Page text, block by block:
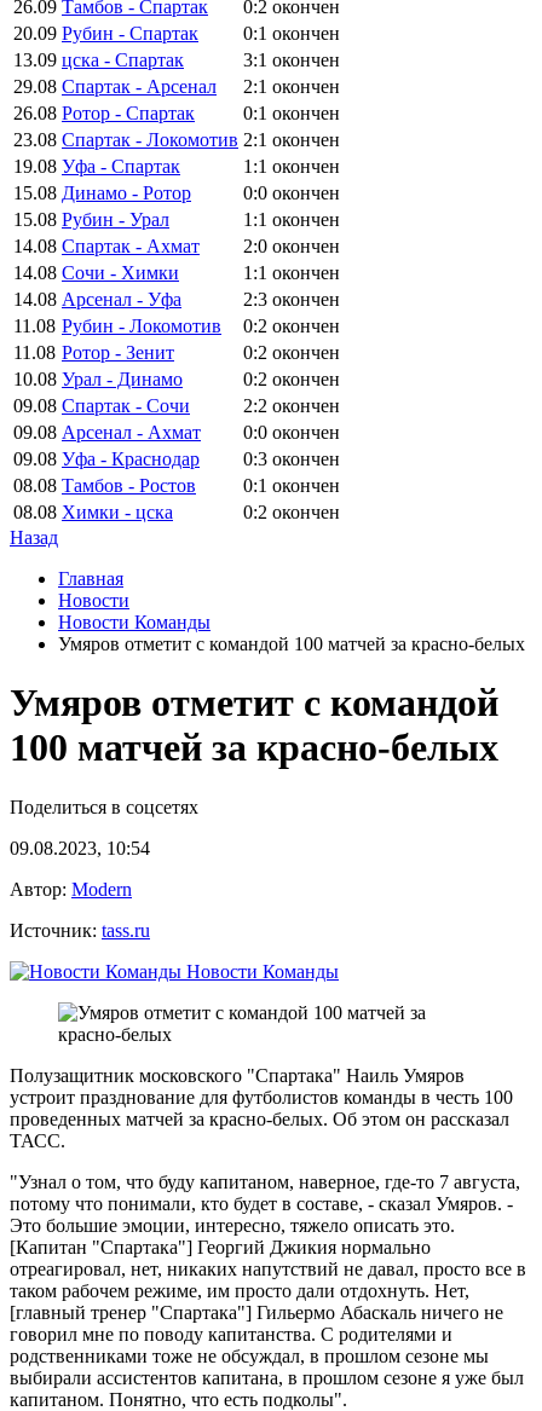
26.09 Тамбов - Спартак 0:2 окончен
20.09 Рубин - Спартак 0:1 окончен
13.09 цска - Спартак 3:1 окончен
29.08 Спартак - Арсенал 2:1 окончен
26.08 Ротор - Спартак 0:1 окончен
23.08 Спартак - Локомотив 2:1 окончен
19.08 Уфа - Спартак 1:1 окончен
15.08 Динамо - Ротор 0:0 окончен
15.08 Рубин - Урал 1:1 окончен
14.08 Спартак - Ахмат 2:0 окончен
14.08 Сочи - Химки 1:1 окончен
14.08 Арсенал - Уфа 2:3 окончен
11.08 Рубин - Локомотив 0:2 окончен
11.08 Ротор - Зенит 0:2 окончен
10.08 Урал - Динамо 0:2 окончен
09.08 Спартак - Сочи 2:2 окончен
09.08 Арсенал - Ахмат 0:0 окончен
09.08 Уфа - Краснодар 0:3 окончен
08.08 Тамбов - Ростов 0:1 окончен
08.08 Химки - цска 0:2 окончен
Назад
Главная
Новости
Новости Команды
Умяров отметит с командой 100 матчей за красно-белых
Умяров отметит с командой
100 матчей за красно-белых
Поделиться в соцсетях
09.08.2023, 10:54
Автор: Modern
Источник: tass.ru
Новости Команды
Полузащитник московского "Спартака" Наиль Умяров
устроит празднование для футболистов команды в честь 100
проведенных матчей за красно-белых. Об этом он рассказал
ТАСС.
"Узнал о том, что буду капитаном, наверное, где-то 7 августа,
потому что понимали, кто будет в составе, - сказал Умяров. -
Это большие эмоции, интересно, тяжело описать это.
[Капитан "Спартака"] Георгий Джикия нормально
отреагировал, нет, никаких напутствий не давал, просто все в
таком рабочем режиме, им просто дали отдохнуть. Нет,
[главный тренер "Спартака"] Гильермо Абаскаль ничего не
говорил мне по поводу капитанства. С родителями и
родственниками тоже не обсуждал, в прошлом сезоне мы
выбирали ассистентов капитана, в прошлом сезоне я уже был
капитаном. Понятно, что есть подколы".